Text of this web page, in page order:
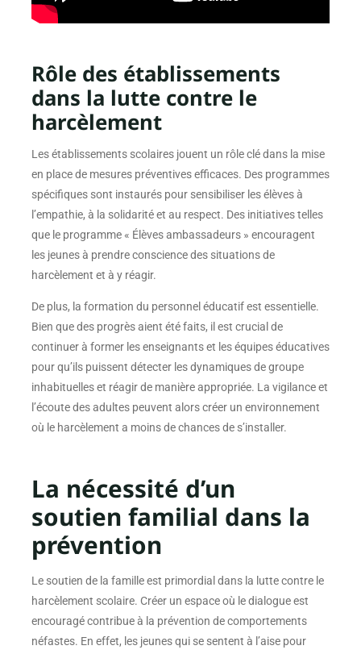
Rôle des établissements
dans la lutte contre le
harcèlement
Les établissements scolaires jouent un rôle clé dans la mise
en place de mesures préventives efficaces. Des programmes
spécifiques sont instaurés pour sensibiliser les élèves à
l’empathie, à la solidarité et au respect. Des initiatives telles
que le programme « Élèves ambassadeurs » encouragent
les jeunes à prendre conscience des situations de
harcèlement et à y réagir.
De plus, la formation du personnel éducatif est essentielle.
Bien que des progrès aient été faits, il est crucial de
continuer à former les enseignants et les équipes éducatives
pour qu’ils puissent détecter les dynamiques de groupe
inhabituelles et réagir de manière appropriée. La vigilance et
l’écoute des adultes peuvent alors créer un environnement
où le harcèlement a moins de chances de s’installer.
La nécessité d’un
soutien familial dans la
prévention
Le soutien de la famille est primordial dans la lutte contre le
harcèlement scolaire. Créer un espace où le dialogue est
encouragé contribue à la prévention de comportements
néfastes. En effet, les jeunes qui se sentent à l’aise pour